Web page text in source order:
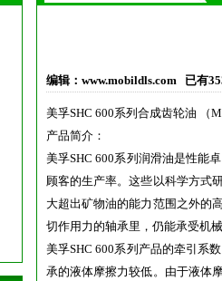
编辑： www.mobildls.com 已有
美孚SHC 600系列合成齿轮油 （
产品简介：
美孚SHC 600系列润滑油是性能
顾客的生产率。这些以科学方式
大超出矿物油的能力范围之外的
切作用力的轴承里，仍能承受机
美孚SHC 600系列产品的牵引系
承的液体摩擦力较低。由于液体